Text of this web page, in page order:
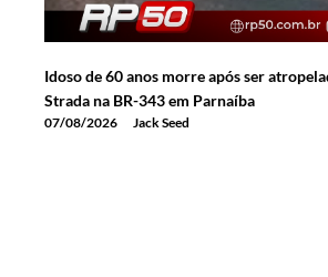
Idoso de 60 anos morre após ser
Strada na BR-343 em Parnaíba
07/08/2026 Jack Seed